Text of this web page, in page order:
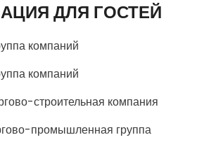
ДЛЯ ГОСТЕЙ
компаний
компаний
строительная компания
промышленная группа